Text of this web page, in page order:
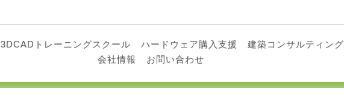
3DCADトレーニングスクール ハードウェア購入支援 建築コンサルティング
会社情報
お問い合わせ